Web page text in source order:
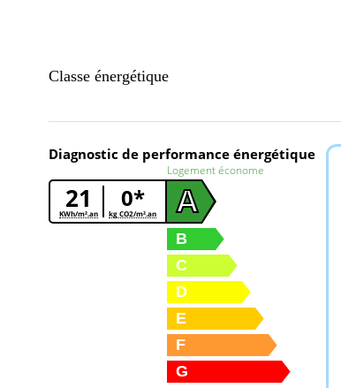
Classe énergétique
Diagnostic de performance énergétique
21
KWh/m².an
0*
kg CO2/m².an
Logement économe
A
B
C
D
E
F
G